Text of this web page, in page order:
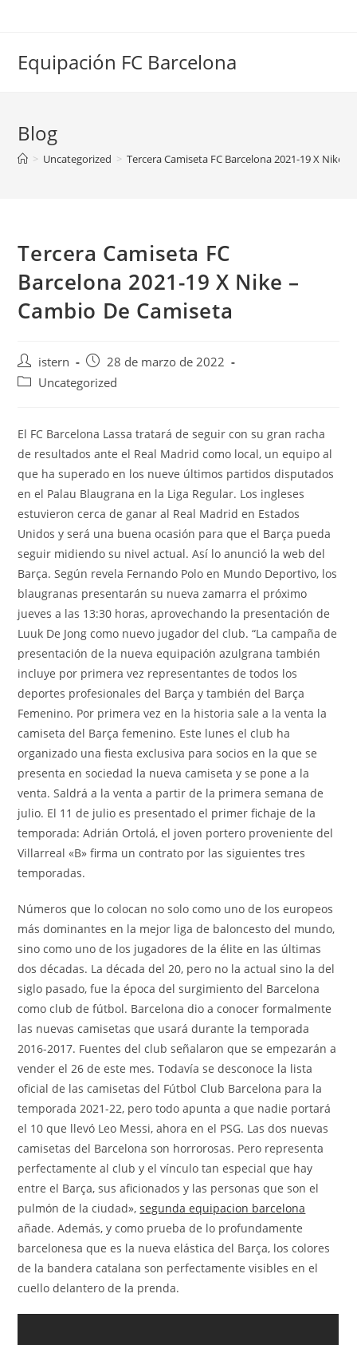
Equipación FC Barcelona
Blog
> Uncategorized > Tercera Camiseta FC Barcelona 2021-19 X Nike
Tercera Camiseta FC
Barcelona 2021-19 X Nike –
Cambio De Camiseta
Autor
de
istern
Publicación
de
28 de marzo de 2022
Categoría
entrada:
Uncategorized
El FC Barcelona Lassa tratará de seguir con su gran racha
de resultados ante el Real Madrid como local, un equipo al
que ha superado en los nueve últimos partidos disputados
en el Palau Blaugrana en la Liga Regular. Los ingleses
estuvieron cerca de ganar al Real Madrid en Estados
Unidos y será una buena ocasión para que el Barça pueda
seguir midiendo su nivel actual. Así lo anunció la web del
Barça. Según revela Fernando Polo en Mundo Deportivo, los
blaugranas presentarán su nueva zamarra el próximo
jueves a las 13:30 horas, aprovechando la presentación de
Luuk De Jong como nuevo jugador del club. “La campaña de
presentación de la nueva equipación azulgrana también
incluye por primera vez representantes de todos los
deportes profesionales del Barça y también del Barça
Femenino. Por primera vez en la historia sale a la venta la
camiseta del Barça femenino. Este lunes el club ha
organizado una fiesta exclusiva para socios en la que se
presenta en sociedad la nueva camiseta y se pone a la
venta. Saldrá a la venta a partir de la primera semana de
julio. El 11 de julio es presentado el primer fichaje de la
temporada: Adrián Ortolá, el joven portero proveniente del
Villarreal «B» firma un contrato por las siguientes tres
temporadas.
Números que lo colocan no solo como uno de los europeos
más dominantes en la mejor liga de baloncesto del mundo,
sino como uno de los jugadores de la élite en las últimas
dos décadas. La década del 20, pero no la actual sino la del
siglo pasado, fue la época del surgimiento del Barcelona
como club de fútbol. Barcelona dio a conocer formalmente
las nuevas camisetas que usará durante la temporada
2016-2017. Fuentes del club señalaron que se empezarán a
vender el 26 de este mes. Todavía se desconoce la lista
oficial de las camisetas del Fútbol Club Barcelona para la
temporada 2021-22, pero todo apunta a que nadie portará
el 10 que llevó Leo Messi, ahora en el PSG. Las dos nuevas
camisetas del Barcelona son horrorosas. Pero representa
perfectamente al club y el vínculo tan especial que hay
entre el Barça, sus aficionados y las personas que son el
pulmón de la ciudad»,segunda equipacion barcelona
añade. Además, y como prueba de lo profundamente
barcelonesa que es la nueva elástica del Barça, los colores
de la bandera catalana son perfectamente visibles en el
cuello delantero de la prenda.